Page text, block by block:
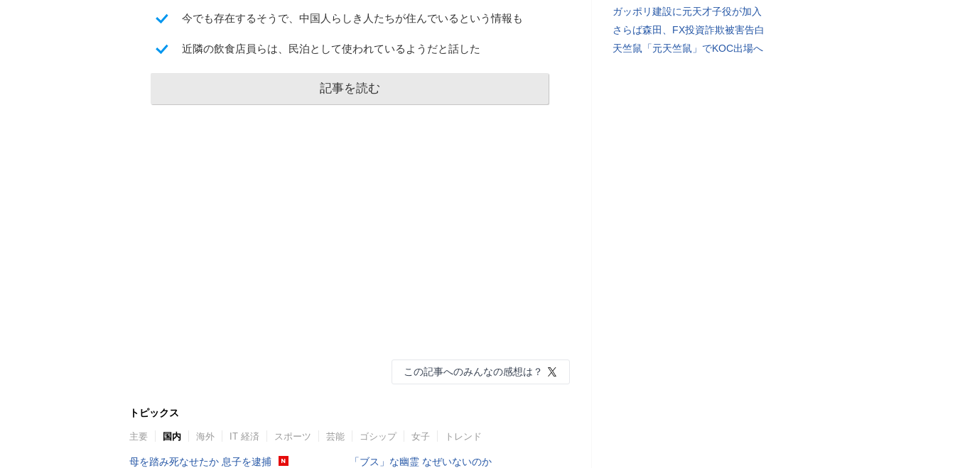
今でも存在するそうで、中国人らしき人たちが住んでいるという情報も
近隣の飲食店員らは、民泊として使われているようだと話した
記事を読む
この記事へのみんなの感想は？
トピックス
主要 国内 海外 IT 経済 スポーツ 芸能 ゴシップ 女子 トレンド
母を踏み死なせたか 息子を逮捕
「ブス」な幽霊 なぜいないのか
ガッポリ建設に元天才子役が加入
さらば森田、FX投資詐欺被害告白
天竺鼠「元天竺鼠」でKOC出場へ